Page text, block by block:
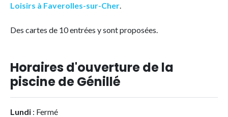
Loisirs à Faverolles-sur-Cher.
Des cartes de 10 entrées y sont proposées.
Horaires d'ouverture de la
piscine de Génillé
Lundi : Fermé